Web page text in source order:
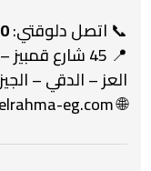
📞 اتصل دلوقتي:
📍 45 شارع
العز – الدقي –
🌐
eg.com